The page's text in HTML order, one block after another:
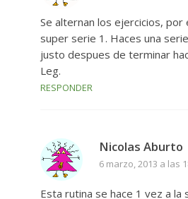
Se alternan los ejercicios, por
super serie 1. Haces una
justo despues de terminar
Leg.
RESPONDER
Nicolas Aburto
6 marzo, 2013 a las
Esta rutina se hace 1 vez a la